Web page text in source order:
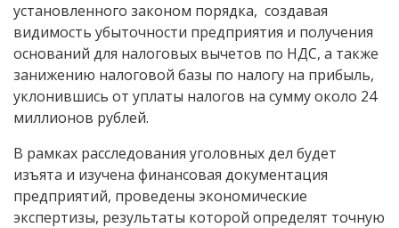
установленного законом порядка, создавая
видимость убыточности предприятия и получения
оснований для налоговых вычетов по НДС, а также
занижению налоговой базы по налогу на прибыль,
уклонившись от уплаты налогов на сумму около 24
миллионов рублей.
В рамках расследования уголовных дел будет
изъята и изучена финансовая документация
предприятий, проведены экономические
экспертизы, результаты которой определят точную